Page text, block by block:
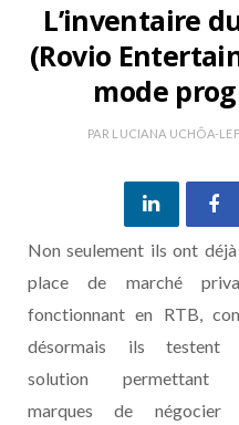
L’inventaire
(Rovio
mode
PAR LUCIANA UCHÔA-
Non seulement ils ont déjà
place de marché
fonctionnant en RTB,
désormais ils testent
solution permettant
marques de négocier